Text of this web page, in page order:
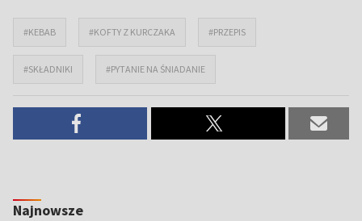
#KEBAB #KOFTY Z KURCZAKA #PRZEPIS
#SKŁADNIKI #PYTANIE NA ŚNIADANIE
Najnowsze